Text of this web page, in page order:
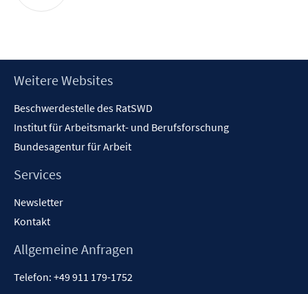
Footer
Weitere Websites
Beschwerdestelle des RatSWD
Institut für Arbeitsmarkt- und Berufsforschung
Bundesagentur für Arbeit
Services
Newsletter
Kontakt
Allgemeine Anfragen
Telefon: +49 911 179-1752